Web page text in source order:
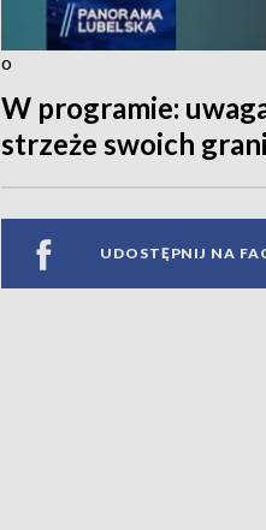
o
W programie:
strzeże swoich
UDOSTĘPNIJ NA